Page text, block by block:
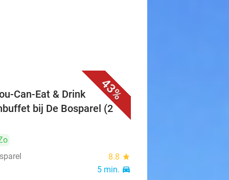
43%
Can-Eat & Drink
bij De Bosparel (2
8.8 star
5 min. directions_car